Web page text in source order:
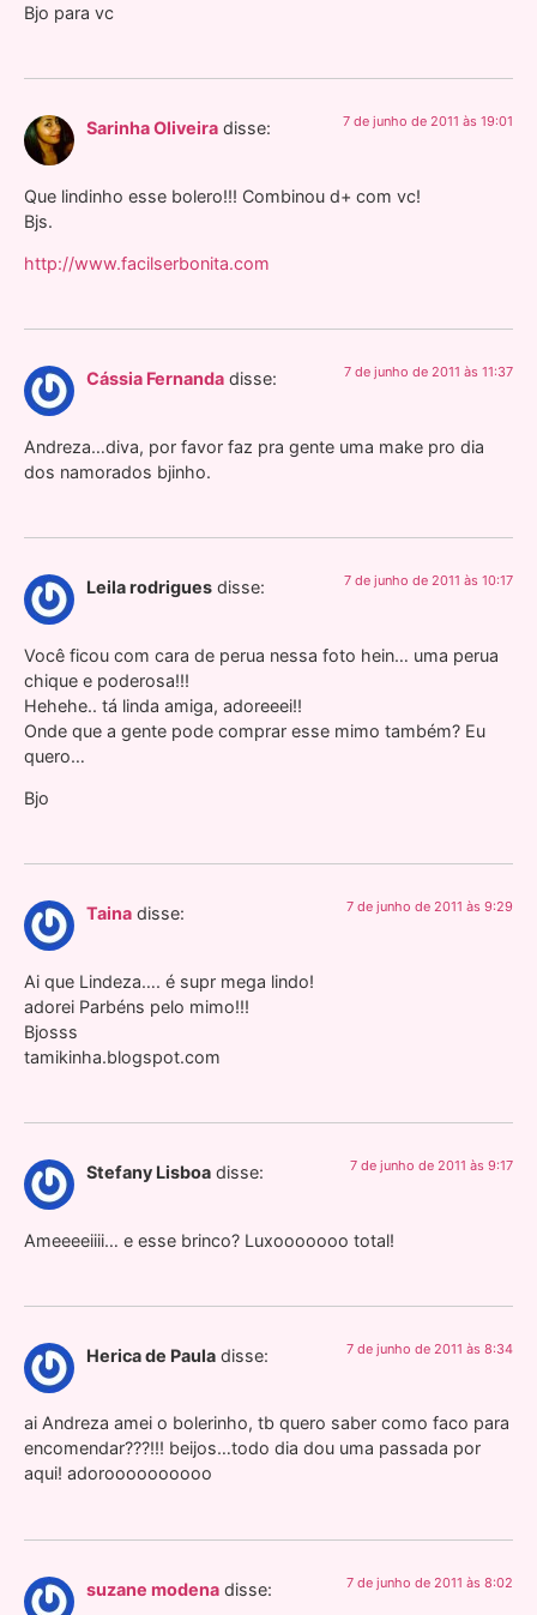
Bjo para vc
Sarinha Oliveira disse: 7 de junho de 2011 às 19:01
Que lindinho esse bolero!!! Combinou d+ com vc!
Bjs.
http://www.facilserbonita.com
Cássia Fernanda disse: 7 de junho de 2011 às 11:37
Andreza…diva, por favor faz pra gente uma make pro dia
dos namorados bjinho.
Leila rodrigues disse: 7 de junho de 2011 às 10:17
Você ficou com cara de perua nessa foto hein… uma perua
chique e poderosa!!!
Hehehe.. tá linda amiga, adoreeei!!
Onde que a gente pode comprar esse mimo também? Eu
quero…
Bjo
Taina disse: 7 de junho de 2011 às 9:29
Ai que Lindeza…. é supr mega lindo!
adorei Parbéns pelo mimo!!!
Bjosss
tamikinha.blogspot.com
Stefany Lisboa disse: 7 de junho de 2011 às 9:17
Ameeeeiiii… e esse brinco? Luxooooooo total!
Herica de Paula disse: 7 de junho de 2011 às 8:34
ai Andreza amei o bolerinho, tb quero saber como faco para
encomendar???!!! beijos…todo dia dou uma passada por
aqui! adoroooooooooo
suzane modena disse: 7 de junho de 2011 às 8:02